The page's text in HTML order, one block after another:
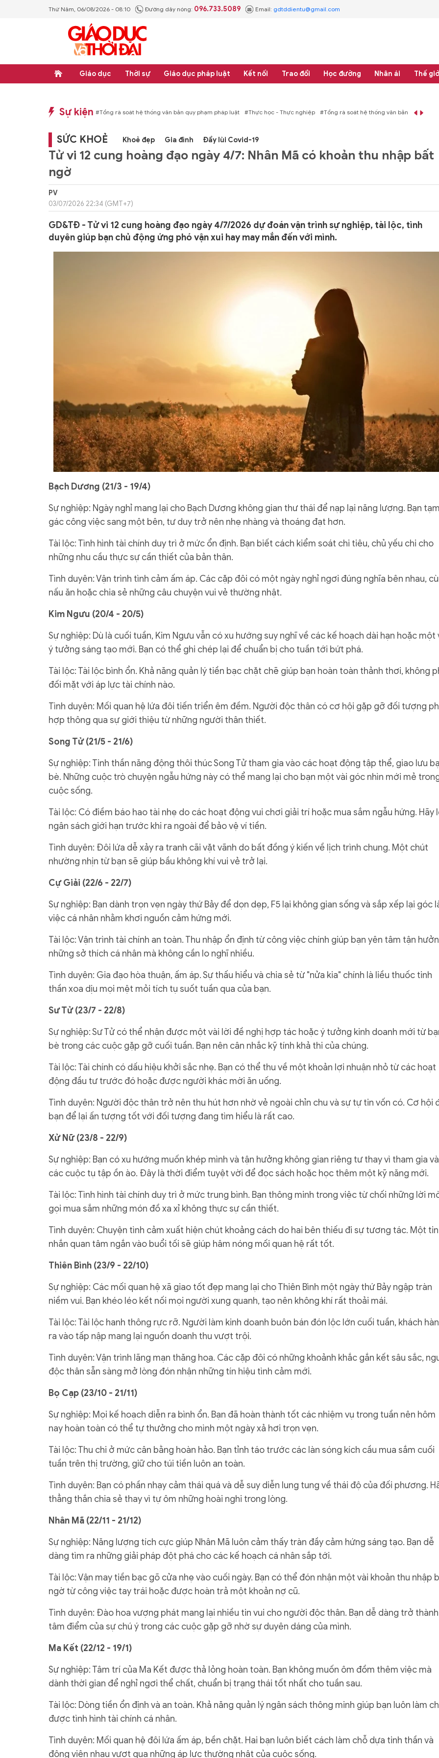
Thứ Năm, 06/08/2026 - 08:10 Đường dây nóng: 096.733.5089 Email: gdtddientu@gmail.com
Giáo dục Thời sự Giáo dục pháp luật Kết nối Trao đổi Học đường Nhân ái Thế
Sự kiện
văn bản quy phạm pháp luật #Thực học - Thực nghiệp #Tổng rà soát hệ thống văn bản quy phạm pháp luật #Thực học - Thực nghiệp #Tổng rà soát
SỨC KHOẺ Khoẻ đẹp Gia đình Đẩy lùi Covid-19
Tử vi 12 cung hoàng đạo ngày 4/7: Nhân Mã có khoản thu nhập bất
ngờ
PV
03/07/2026 22:34 (GMT+7)
GD&TĐ - Tử vi 12 cung hoàng đạo ngày 4/7/2026 dự đoán vận trình sự nghiệp, tài lộc, tình
duyên giúp bạn chủ động ứng phó vận xui hay may mắn đến với mình.
Bạch Dương (21/3 - 19/4)
Sự nghiệp: Ngày nghỉ mang lại cho Bạch Dương không gian thư thái để nạp lại năng lượng. Bạn tạm
gác công việc sang một bên, tư duy trở nên nhẹ nhàng và thoáng đạt hơn.
Tài lộc: Tình hình tài chính duy trì ở mức ổn định. Bạn biết cách kiểm soát chi tiêu, chủ yếu chi cho
những nhu cầu thực sự cần thiết của bản thân.
Tình duyên: Vận trình tình cảm ấm áp. Các cặp đôi có một ngày nghỉ ngơi đúng nghĩa bên nhau,
nấu ăn hoặc chia sẻ những câu chuyện vui vẻ thường nhật.
Kim Ngưu (20/4 - 20/5)
Sự nghiệp: Dù là cuối tuần, Kim Ngưu vẫn có xu hướng suy nghĩ về các kế hoạch dài hạn hoặc một
ý tưởng sáng tạo mới. Bạn có thể ghi chép lại để chuẩn bị cho tuần tới bứt phá.
Tài lộc: Tài lộc bình ổn. Khả năng quản lý tiền bạc chặt chẽ giúp bạn hoàn toàn thảnh thơi, không
đối mặt với áp lực tài chính nào.
Tình duyên: Mối quan hệ lứa đôi tiến triển êm đềm. Người độc thân có cơ hội gặp gỡ đối tượng
hợp thông qua sự giới thiệu từ những người thân thiết.
Song Tử (21/5 - 21/6)
Sự nghiệp: Tinh thần năng động thôi thúc Song Tử tham gia vào các hoạt động tập thể, giao lưu
bè. Những cuộc trò chuyện ngẫu hứng này có thể mang lại cho bạn một vài góc nhìn mới mẻ
cuộc sống.
Tài lộc: Có điềm báo hao tài nhẹ do các hoạt động vui chơi giải trí hoặc mua sắm ngẫu hứng. Hãy
ngân sách giới hạn trước khi ra ngoài để bảo vệ ví tiền.
Tình duyên: Đôi lứa dễ xảy ra tranh cãi vặt vãnh do bất đồng ý kiến về lịch trình chung. Một chút
nhường nhịn từ bạn sẽ giúp bầu không khí vui vẻ trở lại.
Cự Giải (22/6 - 22/7)
Sự nghiệp: Bạn dành trọn vẹn ngày thứ Bảy để dọn dẹp, F5 lại không gian sống và sắp xếp lại góc
việc cá nhân nhằm khơi nguồn cảm hứng mới.
Tài lộc: Vận trình tài chính an toàn. Thu nhập ổn định từ công việc chính giúp bạn yên tâm tận
những sở thích cá nhân mà không cần lo nghĩ nhiều.
Tình duyên: Gia đạo hòa thuận, ấm áp. Sự thấu hiểu và chia sẻ từ "nửa kia" chính là liều thuốc tinh
thần xoa dịu mọi mệt mỏi tích tụ suốt tuần qua của bạn.
Sư Tử (23/7 - 22/8)
Sự nghiệp: Sư Tử có thể nhận được một vài lời đề nghị hợp tác hoặc ý tưởng kinh doanh mới từ
bè trong các cuộc gặp gỡ cuối tuần. Bạn nên cân nhắc kỹ tính khả thi của chúng.
Tài lộc: Tài chính có dấu hiệu khởi sắc nhẹ. Bạn có thể thu về một khoản lợi nhuận nhỏ từ các hoạt
động đầu tư trước đó hoặc được người khác mời ăn uống.
Tình duyên: Người độc thân trở nên thu hút hơn nhờ vẻ ngoài chỉn chu và sự tự tin vốn có. Cơ hội
bạn để lại ấn tượng tốt với đối tượng đang tìm hiểu là rất cao.
Xử Nữ (23/8 - 22/9)
Sự nghiệp: Bạn có xu hướng muốn khép mình và tận hưởng không gian riêng tư thay vì tham gia
các cuộc tụ tập ồn ào. Đây là thời điểm tuyệt vời để đọc sách hoặc học thêm một kỹ năng mới.
Tài lộc: Tình hình tài chính duy trì ở mức trung bình. Bạn thông minh trong việc từ chối những lời
gọi mua sắm những món đồ xa xỉ không thực sự cần thiết.
Tình duyên: Chuyện tình cảm xuất hiện chút khoảng cách do hai bên thiếu đi sự tương tác. Một tin
nhắn quan tâm ngắn vào buổi tối sẽ giúp hâm nóng mối quan hệ rất tốt.
Thiên Bình (23/9 - 22/10)
Sự nghiệp: Các mối quan hệ xã giao tốt đẹp mang lại cho Thiên Bình một ngày thứ Bảy ngập tràn
niềm vui. Bạn khéo léo kết nối mọi người xung quanh, tạo nên không khí rất thoải mái.
Tài lộc: Tài lộc hanh thông rực rỡ. Người làm kinh doanh buôn bán đón lộc lớn cuối tuần, khách
ra vào tấp nập mang lại nguồn doanh thu vượt trội.
Tình duyên: Vận trình lãng mạn thăng hoa. Các cặp đôi có những khoảnh khắc gắn kết sâu sắc,
độc thân sẵn sàng mở lòng đón nhận những tín hiệu tình cảm mới.
Bọ Cạp (23/10 - 21/11)
Sự nghiệp: Mọi kế hoạch diễn ra bình ổn. Bạn đã hoàn thành tốt các nhiệm vụ trong tuần nên hôm
nay hoàn toàn có thể tự thưởng cho mình một ngày xả hơi trọn vẹn.
Tài lộc: Thu chi ở mức cân bằng hoàn hảo. Bạn tỉnh táo trước các làn sóng kích cầu mua sắm cuối
tuần trên thị trường, giữ cho túi tiền luôn an toàn.
Tình duyên: Bạn có phần nhạy cảm thái quá và dễ suy diễn lung tung về thái độ của đối phương.
thẳng thắn chia sẻ thay vì tự ôm những hoài nghi trong lòng.
Nhân Mã (22/11 - 21/12)
Sự nghiệp: Năng lượng tích cực giúp Nhân Mã luôn cảm thấy tràn đầy cảm hứng sáng tạo. Bạn dễ
dàng tìm ra những giải pháp đột phá cho các kế hoạch cá nhân sắp tới.
Tài lộc: Vận may tiền bạc gõ cửa nhẹ vào cuối ngày. Bạn có thể đón nhận một vài khoản thu nhập
ngờ từ công việc tay trái hoặc được hoàn trả một khoản nợ cũ.
Tình duyên: Đào hoa vượng phát mang lại nhiều tin vui cho người độc thân. Bạn dễ dàng trở thành
tâm điểm của sự chú ý trong các cuộc gặp gỡ nhờ sự duyên dáng của mình.
Ma Kết (22/12 - 19/1)
Sự nghiệp: Tâm trí của Ma Kết được thả lỏng hoàn toàn. Bạn không muốn ôm đồm thêm việc mà
dành thời gian để nghỉ ngơi thể chất, chuẩn bị trạng thái tốt nhất cho tuần sau.
Tài lộc: Dòng tiền ổn định và an toàn. Khả năng quản lý ngân sách thông minh giúp bạn luôn làm
được tình hình tài chính cá nhân.
Tình duyên: Mối quan hệ đôi lứa ấm áp, bền chặt. Hai bạn luôn biết cách làm chỗ dựa tinh thần và
động viên nhau vượt qua những áp lực thường nhật của cuộc sống.